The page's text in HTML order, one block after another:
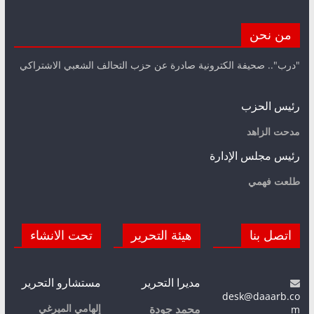
من نحن
"درب".. صحيفة الكترونية صادرة عن حزب التحالف الشعبي الاشتراكي
رئيس الحزب
مدحت الزاهد
رئيس مجلس الإدارة
طلعت فهمي
اتصل بنا
desk@daaarb.co
m
هيئة التحرير
مديرا التحرير
محمد جودة
تحت الانشاء
مستشارو التحرير
إلهامي الميرغي